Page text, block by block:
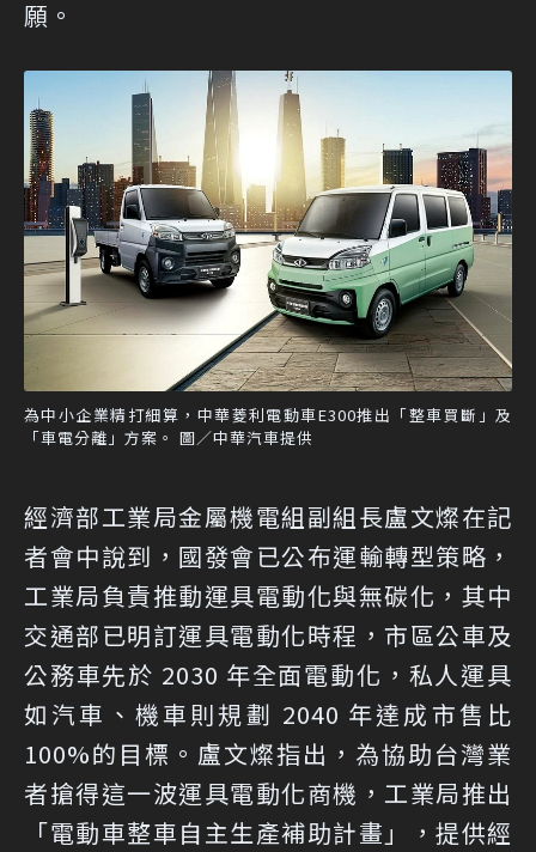
願。
為中小企業精打細算，中華菱利電動車E300推出「整車買斷」及
「車電分離」方案。 圖／中華汽車提供
經濟部工業局金屬機電組副組長盧文燦在記
者會中說到，國發會已公布運輸轉型策略，
工業局負責推動運具電動化與無碳化，其中
交通部已明訂運具電動化時程，市區公車及
公務車先於 2030 年全面電動化，私人運具
如汽車、機車則規劃 2040 年達成市售比
100%的目標。盧文燦指出，為協助台灣業
者搶得這一波運具電動化商機，工業局推出
「電動車整車自主生產補助計畫」，提供經